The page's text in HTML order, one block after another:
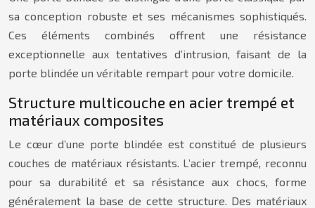
sa conception robuste et ses mécanismes sophistiqués.
Ces éléments combinés offrent une résistance
exceptionnelle aux tentatives d’intrusion, faisant de la
porte blindée un véritable rempart pour votre domicile.
Structure multicouche en acier trempé et
matériaux composites
Le cœur d’une porte blindée est constitué de plusieurs
couches de matériaux résistants. L’acier trempé, reconnu
pour sa durabilité et sa résistance aux chocs, forme
généralement la base de cette structure. Des matériaux